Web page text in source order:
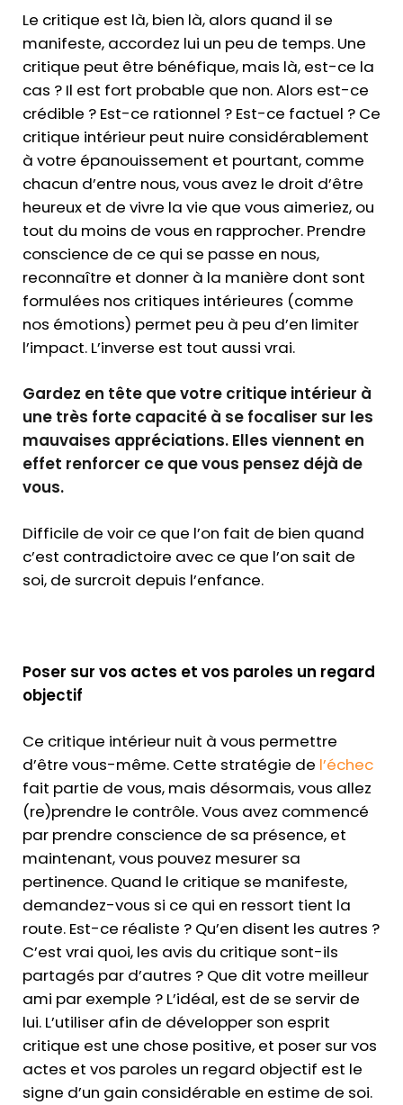
Le critique est là, bien là, alors quand il se
manifeste, accordez lui un peu de temps. Une
critique peut être bénéfique, mais là, est-ce la
cas ? Il est fort probable que non. Alors est-ce
crédible ? Est-ce rationnel ? Est-ce factuel ? Ce
critique intérieur peut nuire considérablement
à votre épanouissement et pourtant, comme
chacun d’entre nous, vous avez le droit d’être
heureux et de vivre la vie que vous aimeriez, ou
tout du moins de vous en rapprocher. Prendre
conscience de ce qui se passe en nous,
reconnaître et donner à la manière dont sont
formulées nos critiques intérieures (comme
nos émotions) permet peu à peu d’en limiter
l’impact. L’inverse est tout aussi vrai.
Gardez en tête que votre critique intérieur à
une très forte capacité à se focaliser sur les
mauvaises appréciations. Elles viennent en
effet renforcer ce que vous pensez déjà de
vous.
Difficile de voir ce que l’on fait de bien quand
c’est contradictoire avec ce que l’on sait de
soi, de surcroit depuis l’enfance.
Poser sur vos actes et vos paroles un regard
objectif
Ce critique intérieur nuit à vous permettre
d’être vous-même. Cette stratégie de l’échec
fait partie de vous, mais désormais, vous allez
(re)prendre le contrôle. Vous avez commencé
par prendre conscience de sa présence, et
maintenant, vous pouvez mesurer sa
pertinence. Quand le critique se manifeste,
demandez-vous si ce qui en ressort tient la
route. Est-ce réaliste ? Qu’en disent les autres ?
C’est vrai quoi, les avis du critique sont-ils
partagés par d’autres ? Que dit votre meilleur
ami par exemple ? L’idéal, est de se servir de
lui. L’utiliser afin de développer son esprit
critique est une chose positive, et poser sur vos
actes et vos paroles un regard objectif est le
signe d’un gain considérable en estime de soi.